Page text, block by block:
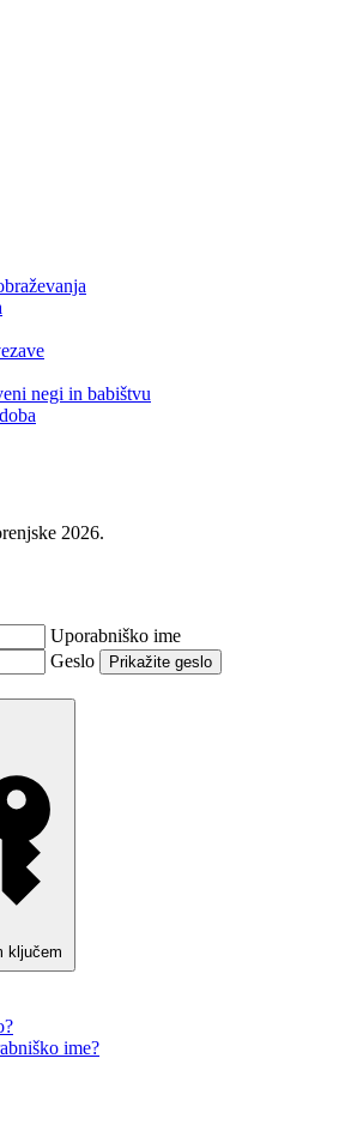
negi in babištvu
2026.
Uporabniško ime
Geslo
Prikažite geslo
ključem
ime?